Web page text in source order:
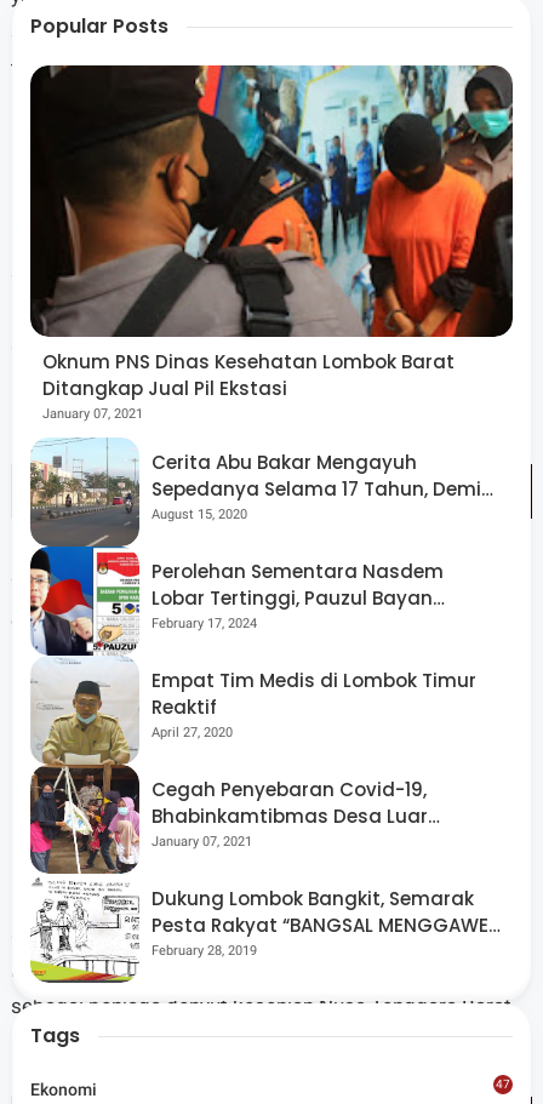
semua dengan niat dan kesungguhan. Selalu saja ada
tangan-tangan baik di balik produksi Teater Kamar
Indonesia,” ujar Nanik penuh keyakinan.(16/10/2025)
Lebih jauh, Nanik menegaskan bahwa karya ini bukan
sekadar pementasan, tetapi juga ruang perenungan dan
penghormatan terhadap perjalanan panjang berkesenian
suaminya, almarhum Imtihan Taufan.
“Hikayat Gajah Duduk adalah cara kami merawat ingatan
dan semangat Imtihan. Melalui karya ini, kami belajar
bahwa seni bukan sekadar tontonan, tapi pengabdian
pada kebudayaan dan kemanusiaan,” ungkapnya.
(16/10/2025)
Kehadiran Hikayat Gajah Duduk 2025 menjadi penanda
bahwa teater daerah tidak pernah mati. Dengan
semangat kolaborasi dan dgedikasi yang kuat, Teater
Kamar Indonesia kembali meneguhkan posisinya
sebagai penjaga denyut kesenian Nusa Tenggara Barat.
(AS)
Popular Posts
Oknum PNS Dinas Kesehatan Lombok Barat
Ditangkap Jual Pil Ekstasi
January 07, 2021
Cerita Abu Bakar Mengayuh
Sepedanya Selama 17 Tahun, Demi
Menggelorakan Kemerdekaan
August 15, 2020
Perolehan Sementara Nasdem
Lobar Tertinggi, Pauzul Bayan
Berpeluang “Rebut” Kursi Dapil 3
February 17, 2024
Empat Tim Medis di Lombok Timur
Reaktif
April 27, 2020
Cegah Penyebaran Covid-19,
Bhabinkamtibmas Desa Luar
Pantau Kegiatan Posyandu
January 07, 2021
Dukung Lombok Bangkit, Semarak
Pesta Rakyat “BANGSAL MENGGAWE”
Kembali Digelar Para Seniman Di
February 28, 2019
Tags
Ekonomi 47